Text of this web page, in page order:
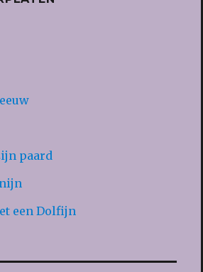
paard
een Dolfijn